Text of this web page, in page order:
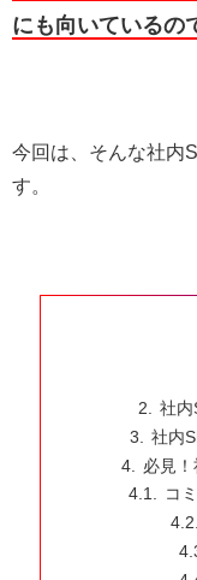
にも向いているの
今回は、そんな社内
す。
社内
社内
必見
コ